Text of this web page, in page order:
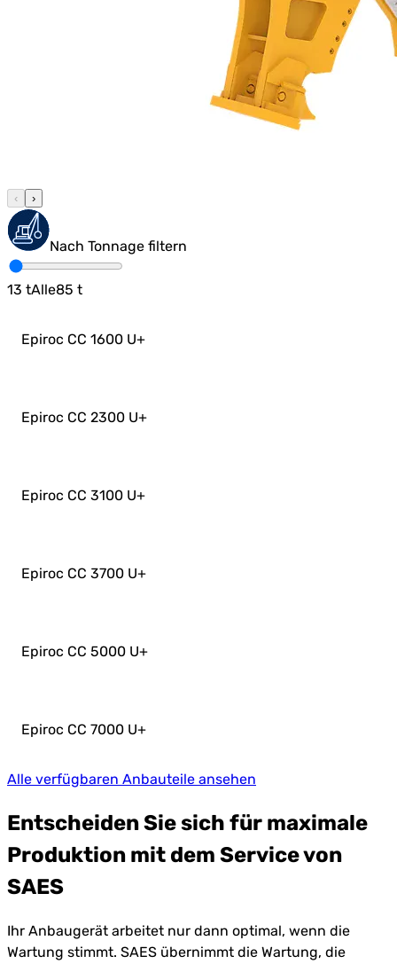
‹ ›
Nach Tonnage filtern
13 tAlle85 t
Epiroc CC 1600 U+
Epiroc CC 2300 U+
Epiroc CC 3100 U+
Epiroc CC 3700 U+
Epiroc CC 5000 U+
Epiroc CC 7000 U+
Alle verfügbaren Anbauteile ansehen
Entscheiden Sie sich für maximale
Produktion mit dem Service von
SAES
Ihr Anbaugerät arbeitet nur dann optimal, wenn die
Wartung stimmt. SAES übernimmt die Wartung, die